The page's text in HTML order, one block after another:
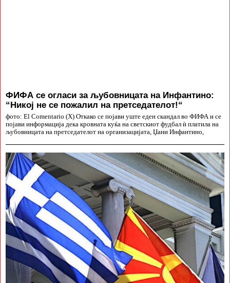
ФИФА се огласи за љубовницата на Инфантино:
“Никој не се пожалил на претседателот!“
фото: El Comentario (X) Откако се појави уште еден скандал во ФИФА и се
појави информација дека кровната куќа на светскиот фудбал ѝ платила на
љубовницата на претседателот на организацијата, Џани Инфантино,